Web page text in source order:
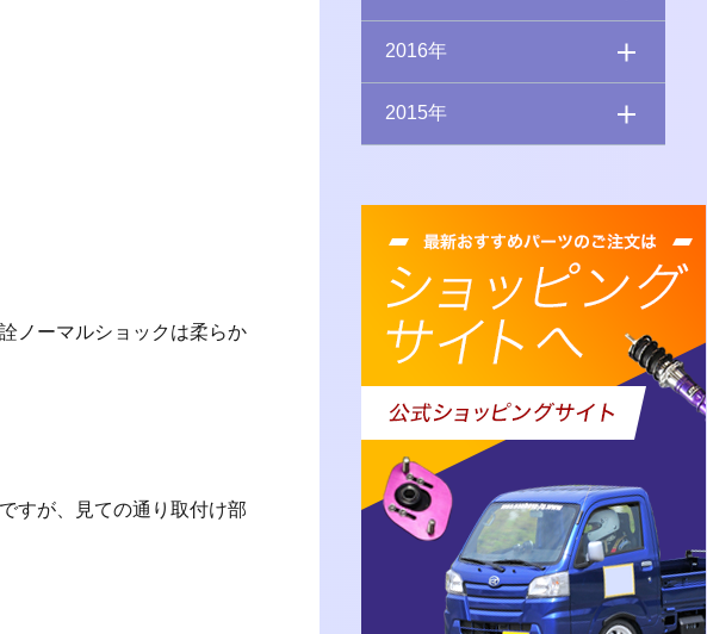
ノーマルショックは柔らか
すが、見ての通り取付け部
2016年
2015年